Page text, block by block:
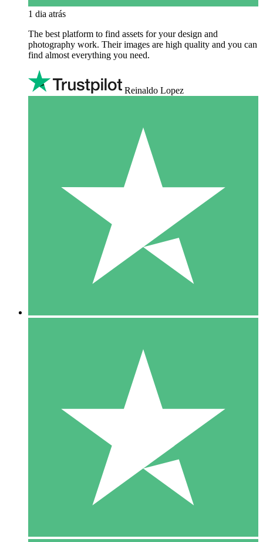
1 dia atrás
The best platform to find assets for your design and
photography work. Their images are high quality and you can
find almost everything you need.
Reinaldo Lopez